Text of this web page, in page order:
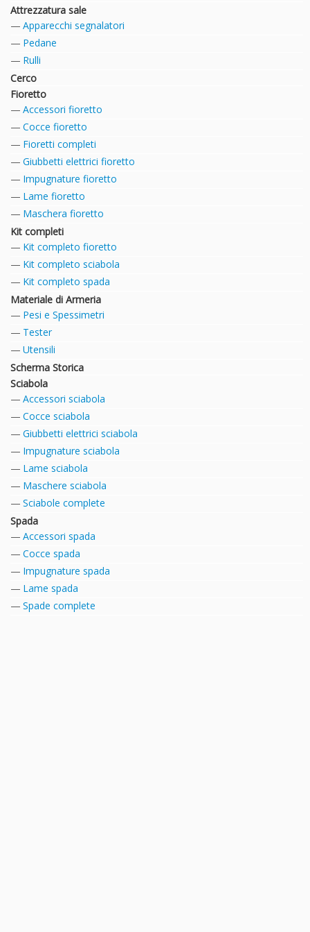
Attrezzatura sale
Apparecchi segnalatori
Pedane
Rulli
Cerco
Fioretto
Accessori fioretto
Cocce fioretto
Fioretti completi
Giubbetti elettrici fioretto
Impugnature fioretto
Lame fioretto
Maschera fioretto
Kit completi
Kit completo fioretto
Kit completo sciabola
Kit completo spada
Materiale di Armeria
Pesi e Spessimetri
Tester
Utensili
Scherma Storica
Sciabola
Accessori sciabola
Cocce sciabola
Giubbetti elettrici sciabola
Impugnature sciabola
Lame sciabola
Maschere sciabola
Sciabole complete
Spada
Accessori spada
Cocce spada
Impugnature spada
Lame spada
Spade complete